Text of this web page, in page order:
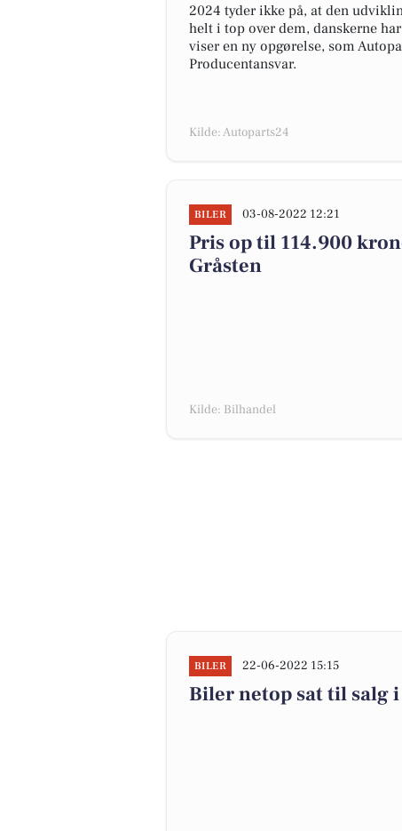
2024 tyder ikke på, at den
helt i top over dem, danskerne
viser en ny opgørelse, som
Producentansvar.
Kilde: Autoparts24
BILER 03-08-2022 12:21
Pris op til 114.900
Gråsten
Kilde: Bilhandel
BILER 22-06-2022 15:15
Biler netop sat til salg